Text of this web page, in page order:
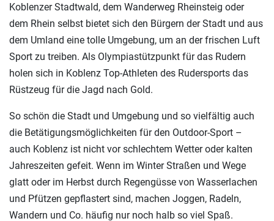
Koblenzer Stadtwald, dem Wanderweg Rheinsteig oder
dem Rhein selbst bietet sich den Bürgern der Stadt und aus
dem Umland eine tolle Umgebung, um an der frischen Luft
Sport zu treiben. Als Olympiastützpunkt für das Rudern
holen sich in Koblenz Top-Athleten des Rudersports das
Rüstzeug für die Jagd nach Gold.
So schön die Stadt und Umgebung und so vielfältig auch
die Betätigungsmöglichkeiten für den Outdoor-Sport –
auch Koblenz ist nicht vor schlechtem Wetter oder kalten
Jahreszeiten gefeit. Wenn im Winter Straßen und Wege
glatt oder im Herbst durch Regengüsse von Wasserlachen
und Pfützen gepflastert sind, machen Joggen, Radeln,
Wandern und Co. häufig nur noch halb so viel Spaß.